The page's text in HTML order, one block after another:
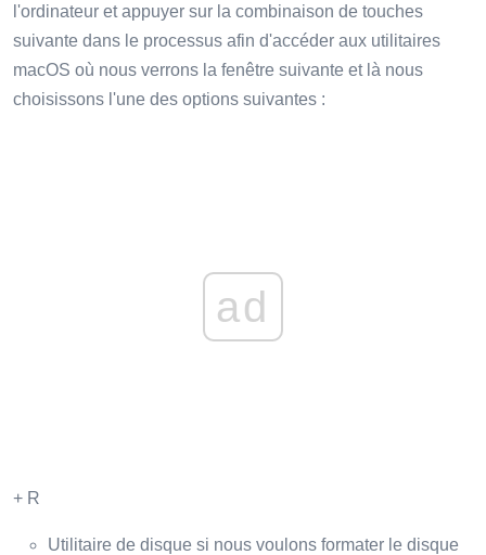
l'ordinateur et appuyer sur la combinaison de touches
suivante dans le processus afin d'accéder aux utilitaires
macOS où nous verrons la fenêtre suivante et là nous
choisissons l'une des options suivantes :
ad
+ R
Utilitaire de disque si nous voulons formater le disque